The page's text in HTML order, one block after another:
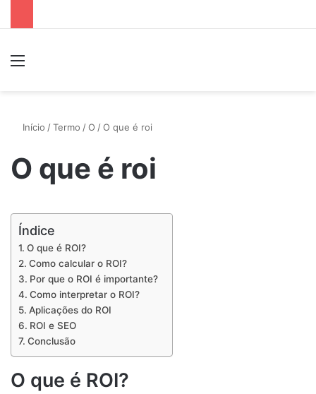
Início /Termo /O /O que é roi
O que é roi
Índice
O que é ROI?
Como calcular o ROI?
Por que o ROI é importante?
Como interpretar o ROI?
Aplicações do ROI
ROI e SEO
Conclusão
O que é ROI?